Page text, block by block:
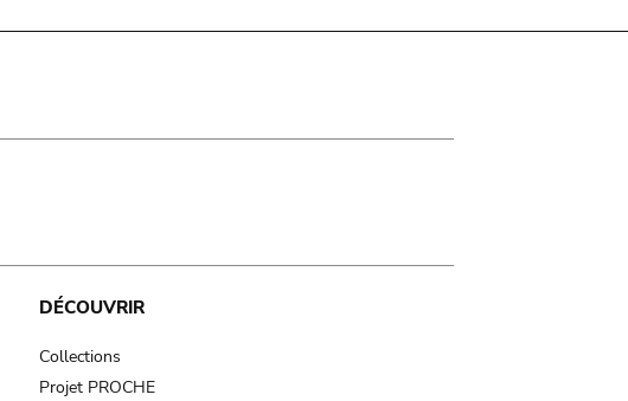
DÉCOUVRIR
Collections
Projet PROCHE